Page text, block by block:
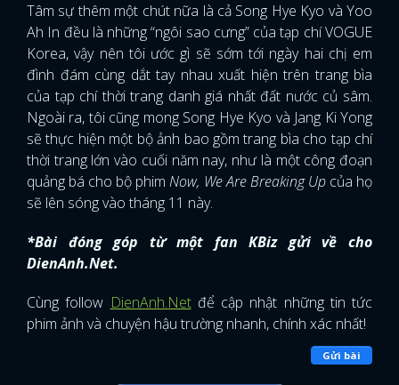
Tâm sự thêm một chút nữa là cả Song Hye Kyo và Yoo
Ah In đều là những “ngôi sao cưng” của tạp chí VOGUE
Korea, vậy nên tôi ước gì sẽ sớm tới ngày hai chị em
đình đám cùng dắt tay nhau xuất hiện trên trang bìa
của tạp chí thời trang danh giá nhất đất nước củ sâm.
Ngoài ra, tôi cũng mong Song Hye Kyo và Jang Ki Yong
sẽ thực hiện một bộ ảnh bao gồm trang bìa cho tạp chí
thời trang lớn vào cuối năm nay, như là một công đoạn
quảng bá cho bộ phimNow, We Are Breaking Upcủa họ
sẽ lên sóng vào tháng 11 này.
*Bài đóng góp từ một fan KBiz gửi về cho
DienAnh.Net.
Cùng follow DienAnh.Netđể cập nhật những tin tức
phim ảnh và chuyện hậu trường nhanh, chính xác nhất!
Gửi bài